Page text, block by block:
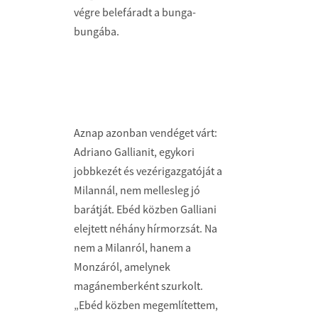
végre belefáradt a bunga-
bungába.
Aznap azonban vendéget várt:
Adriano Gallianit, egykori
jobbkezét és vezérigazgatóját a
Milannál, nem mellesleg jó
barátját. Ebéd közben Galliani
elejtett néhány hírmorzsát. Na
nem a Milanról, hanem a
Monzáról, amelynek
magánemberként szurkolt.
„Ebéd közben megemlítettem,